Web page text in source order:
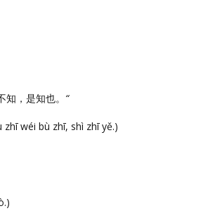
，是知也。 “
wéi bù zhī, shì zhī yě.)